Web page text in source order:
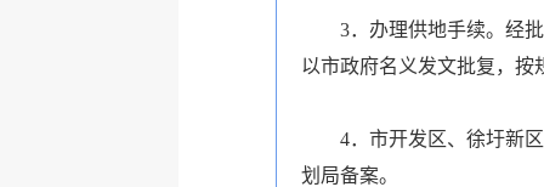
3．办理供地手续。经
以市政府名义发文批复，按
4．市开发区、徐圩新
划局备案。